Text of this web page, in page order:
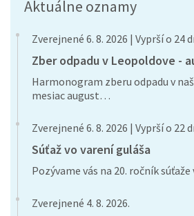
Aktuálne oznamy
Zverejnené 6. 8. 2026 | Vyprší o 24
Zber odpadu v Leopoldove -
Harmonogram zberu odpadu v
mesiac august…
Zverejnené 6. 8. 2026 | Vyprší o 22
Súťaž vo varení guláša
Pozývame vás na 20. ročník
Zverejnené 4. 8. 2026.